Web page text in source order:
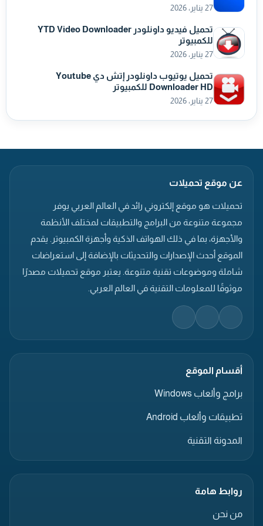
27 يناير، 2026
تحميل فيديو داونلودر YTD Video Downloader
للكمبيوتر
27 يناير، 2026
تحميل يوتيوب داونلودر إتش دي Youtube
Downloader HD للكمبيوتر
27 يناير، 2026
عن موقع تحميلات
تحميلات هو موقع إلكتروني رائد في العالم العربي يوفر
مجموعة متنوعة من البرامج والتطبيقات لمختلف الأنظمة
والأجهزة، بما في ذلك الهواتف الذكية وأجهزة الكمبيوتر. يقدم
الموقع أحدث الإصدارات والتحديثات بالإضافة إلى استعراضات
شاملة وموضوعات تقنية متنوعة. يعتبر موقع تحميلات مصدرًا
موثوقًا للمعلومات التقنية في العالم العربي.
أقسام الموقع
برامج وألعاب Windows
تطبيقات وألعاب Android
المدونة التقنية
روابط هامة
من نحن